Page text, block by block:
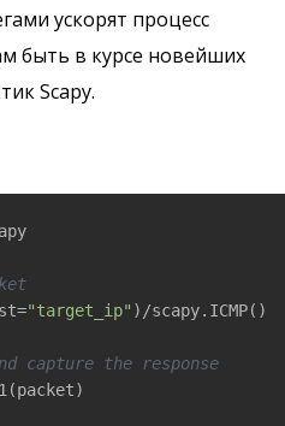
ускорят процесс
быть в курсе новейших
Scapy.
"target_ip" )/scapy.ICMP()
capture the response